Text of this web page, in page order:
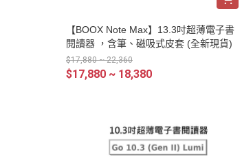
【BOOX Note Max】13.3吋超薄電子書
閱讀器 ，含筆、磁吸式皮套 (全新現貨)
$17,880 ~ 22,360
$17,880 ~ 18,380